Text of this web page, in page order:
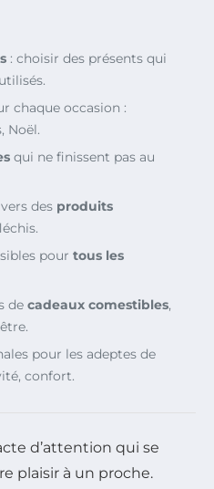
: choisir des présents qui
chaque occasion :
Noël.
qui ne finissent pas au
des produits
pour tous les
de cadeaux comestibles,
pour les adeptes de
confort.
d’attention qui se
plaisir à un proche.